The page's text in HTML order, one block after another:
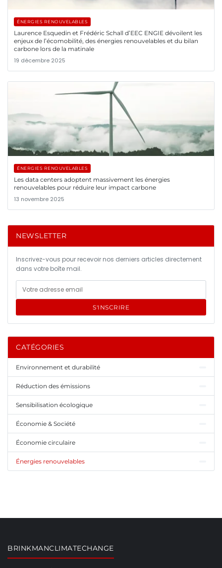
ÉNERGIES RENOUVELABLES
Laurence Esquedin et Frédéric Schall d’EEC ENGIE dévoilent les
enjeux de l’écomobilité, des énergies renouvelables et du bilan
carbone lors de la matinale
19 décembre 2025
ÉNERGIES RENOUVELABLES
Les data centers adoptent massivement les énergies
renouvelables pour réduire leur impact carbone
13 novembre 2025
NEWSLETTER
Inscrivez-vous pour recevoir nos derniers articles directement
dans votre boîte mail.
S'INSCRIRE
CATÉGORIES
Environnement et durabilité
Réduction des émissions
Sensibilisation écologique
Économie & Société
Économie circulaire
Énergies renouvelables
BRINKMANCLIMATECHANGE